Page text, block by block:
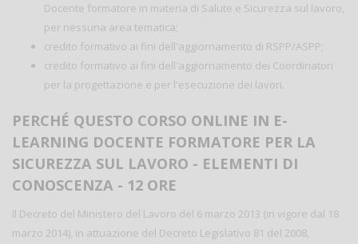
Docente formatore in materia di Salute e Sicurezza sul lavoro,
per nessuna area tematica;
credito formativo ai fini dell'aggiornamento di RSPP/ASPP;
credito formativo ai fini dell'aggiornamento dei Coordinatori
per la progettazione e per l'esecuzione dei lavori.
PERCHÉ QUESTO CORSO ONLINE IN E-
LEARNING DOCENTE FORMATORE PER LA
SICUREZZA SUL LAVORO - ELEMENTI DI
CONOSCENZA - 12 ORE
Il Decreto del Ministero del Lavoro del 6 marzo 2013 (in vigore dal 18
marzo 2014), in attuazione del Decreto Legislativo 81 del 2008,